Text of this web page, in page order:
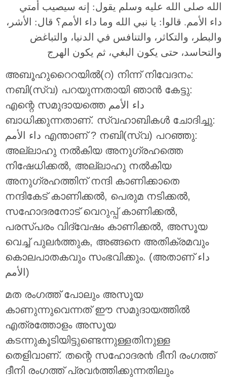
الله صلى الله عليه وسلم يقول: إنه سيصيب أمتي
داء الأمم. قالوا: يا نبي الله وما داء الأمم؟ قال: الأشر،
والبطر، والتكاثر، والتنافس في الدنيا، والتباغض
والتحاسد، حتى يكون البغي، ثم يكون الهرج
അബൂഹുറൈറയില്‍(റ) നിന്ന് നിവേദനം:
നബി(സ്വ) പറയുന്നതായി ഞാന്‍ കേട്ടു:
എന്റെ സമുദായത്തെ داء الأمم
ബാധിക്കുന്നതാണ്. സ്വഹാബികള്‍ ചോദിച്ചു:
داء الأمم എന്താണ് ? നബി(സ്വ) പറഞ്ഞു:
അല്ലാഹു നല്‍കിയ അനുഗ്രഹത്തെ
നിഷേധിക്കല്‍, അല്ലാഹു നല്‍കിയ
അനുഗ്രഹത്തിന് നന്ദി കാണിക്കാതെ
നന്ദികേട് കാണിക്കല്‍, പെരുമ നടിക്കല്‍,
സഹോദരനോട് വെറുപ്പ് കാണിക്കല്‍,
പരസ്പരം വിദ്വേഷം കാണിക്കല്‍, അസൂയ
വെച്ച് പുല൪ത്തുക, അങ്ങനെ അതിക്രമവും
കൊലപാതകവും സംഭവിക്കും. (അതാണ് داء
الأمم)
മത രംഗത്ത് പോലും അസൂയ
കാണുന്നുവെന്നത് ഈ സമുദായത്തില്‍
എത്രത്തോളം അസൂയ
കടന്നുകൂടിയിട്ടുണ്ടെന്നുള്ളതിനുള്ള
തെളിവാണ്. തന്റെ സഹോദര൯ ദീനി രംഗത്ത്
ദീനി രംഗത്ത് പ്രവ൪ത്തിക്കുന്നതിലും